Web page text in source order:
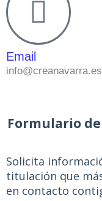
Email
info@creanavarra.es